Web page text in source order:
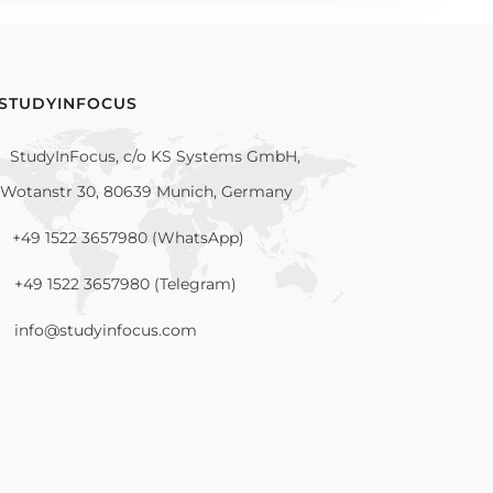
StudyInFocus, c/o KS Systems GmbH,
Wotanstr 30, 80639 Munich, Germany
+49 1522 3657980 (WhatsApp)
+49 1522 3657980 (Telegram)
info@studyinfocus.com